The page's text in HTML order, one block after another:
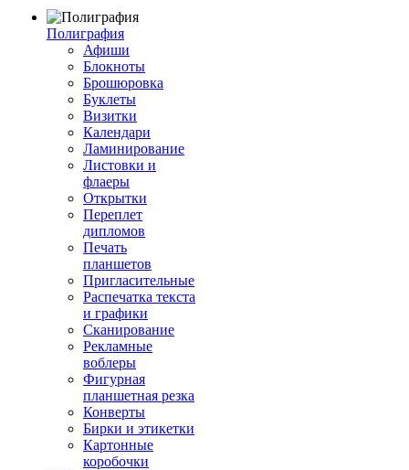
Полиграфия
Афиши
Блокноты
Брошюровка
Буклеты
Визитки
Календари
Ламинирование
Листовки и
флаеры
Открытки
Переплет
дипломов
Печать
планшетов
Пригласительные
Распечатка текста
и графики
Сканирование
Рекламные
воблеры
Фигурная
планшетная резка
Конверты
Бирки и этикетки
Картонные
коробочки